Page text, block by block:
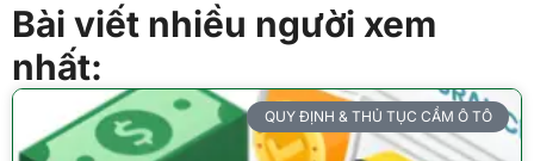
Bài viết nhiều người xem
nhất:
QUY ĐỊNH & THỦ TỤC CẦM Ô TÔ